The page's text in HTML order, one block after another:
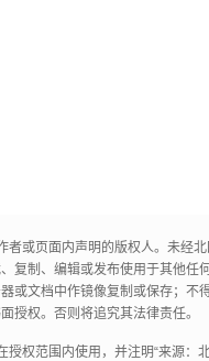
者或页面内声明的版权人。未经
复制、编辑或发布使用于其他任
或文档中作镜像复制或保存；不
授权。否则将追究其法律责任。
权范围内使用，并注明“来源：